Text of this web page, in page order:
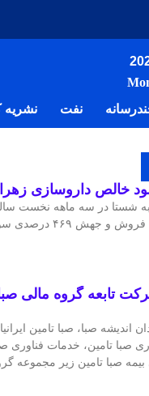
نفت نشریه
شستا در سه ماهه نخست
موفق به رشد ۱۲۹ درصدی فروش و جهش ۴۶۹
سه‌ماهه ۶ شرکت‌ تابعه گروه مالی
صبا، صبا تامین
صبا تامین، خدمات فناوری
صبا تامین زیر مجموعه